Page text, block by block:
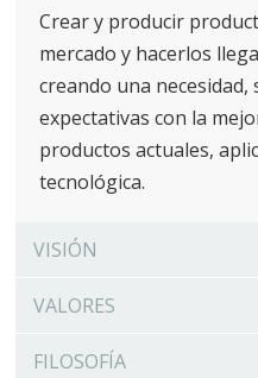
Crear y producir
mercado y hacerlos
creando una necesidad,
expectativas con la
productos actuales,
tecnológica.
VISIÓN
VALORES
FILOSOFÍA